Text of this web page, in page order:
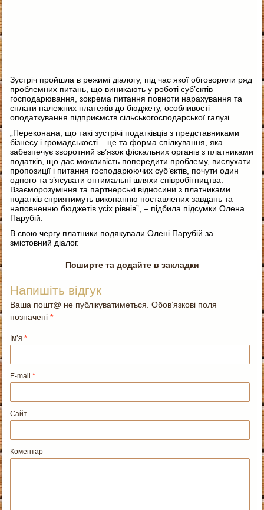
Зустріч пройшла в режимі діалогу, під час якої обговорили ряд
проблемних питань, що виникають у роботі суб’єктів
господарювання, зокрема питання повноти нарахування та
сплати належних платежів до бюджету, особливості
оподаткування підприємств сільськогосподарської галузі.
„Переконана, що такі зустрічі податківців з представниками
бізнесу і громадськості – це та форма спілкування, яка
забезпечує зворотний зв’язок фіскальних органів з платниками
податків, що дає можливість попередити проблему, вислухати
пропозиції і питання господарюючих суб’єктів, почути один
одного та з’ясувати оптимальні шляхи співробітництва.
Взаєморозуміння та партнерські відносини з платниками
податків сприятимуть виконанню поставлених завдань та
наповненню бюджетів усіх рівнів”, – підбила підсумки Олена
Парубій.
В свою чергу платники подякували Олені Парубій за
змістовний діалог.
Поширте та додайте в закладки
Напишіть відгук
Ваша пошт@ не публікуватиметься. Обов’язкові поля
позначені*
Ім’я*
E-mail*
Сайт
Коментар